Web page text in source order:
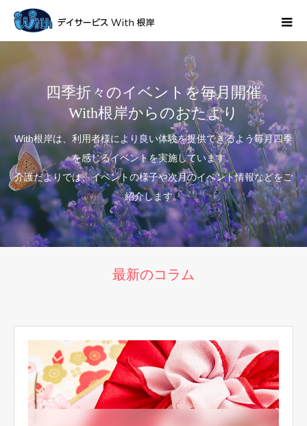
四季折々のイベントを毎月開催
With根岸からのおたより
With根岸は、利用者様により良い体験を提供できるよう毎月四季
を感じるイベントを実施しています。
介護だよりでは、イベントの様子や次月のイベント情報などをご
紹介します。
最新のコラム